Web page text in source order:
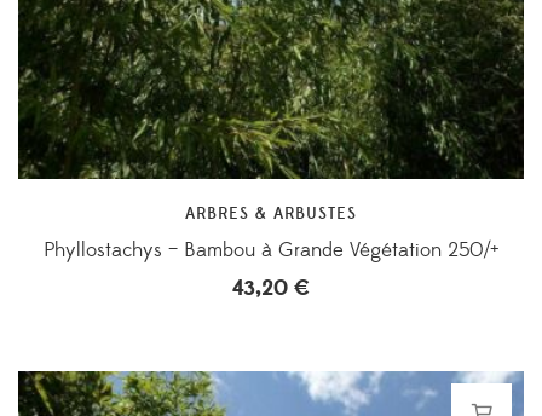
ARBRES & ARBUSTES
Phyllostachys – Bambou à Grande Végétation 250/+
43,20 €